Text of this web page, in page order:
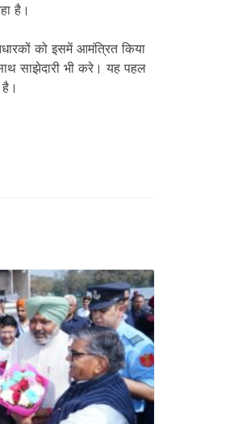
है।
को इसमें आमंत्रित किया
साझेदारी भी करे। यह पहल